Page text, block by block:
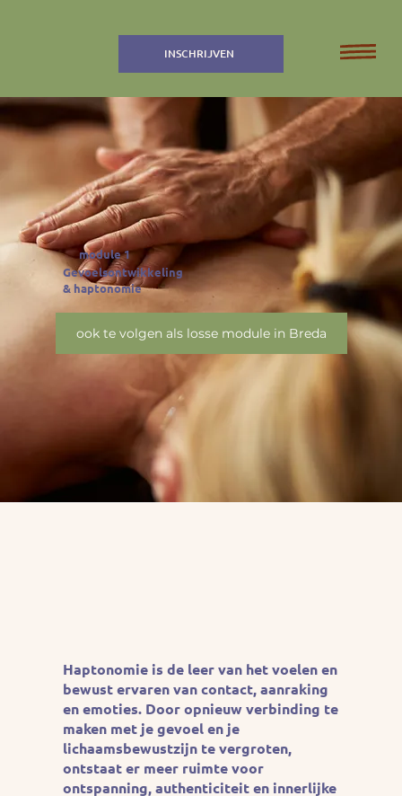
INSCHRIJVEN
module 1
Gevoelsontwikkeling
& haptonomie
ook te volgen als losse module in Breda
Haptonomie is de leer van het voelen en
bewust ervaren van contact, aanraking
en emoties. Door opnieuw verbinding te
maken met je gevoel en je
lichaamsbewustzijn te vergroten,
ontstaat er meer ruimte voor
ontspanning, authenticiteit en innerlijke